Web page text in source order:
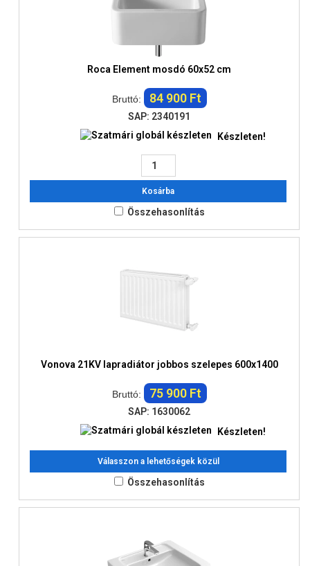
Roca Element mosdó 60x52 cm
Bruttó: 84 900 Ft
SAP: 2340191
Készleten!
Kosárba
Összehasonlítás
Vonova 21KV lapradiátor jobbos szelepes 600x1400
Bruttó: 75 900 Ft
SAP: 1630062
Készleten!
Válasszon a lehetőségek közül
Összehasonlítás